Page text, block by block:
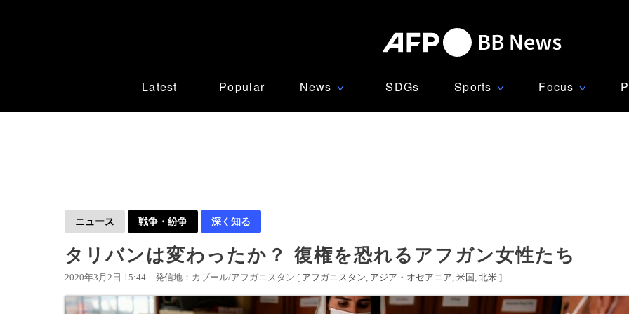
Latest Popular News ∨ SDGs Sports ∨ Focus ∨
ニュース 戦争・紛争 深く知る
タリバンは変わったか？ 復権を恐れるアフガン女性たち
2020年3月2日 15:44 発信地：カブール/アフガニスタン [ アフガニスタン アジア・オセアニア 米国 北米 ]